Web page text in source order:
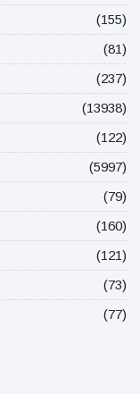
(155)
(81)
(237)
(13938)
(122)
(5997)
(79)
(160)
(121)
(73)
(77)